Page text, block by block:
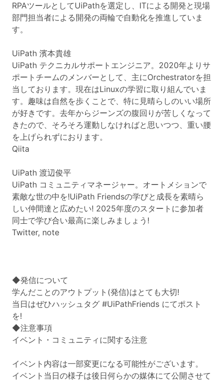
RPAツールとしてUiPathを選定し、ITによる開発と現場
部門担当者による開発の両輪で自動化を推進していま
す。
UiPath 濱本貴雄
UiPath テクニカルサポートエンジニア。2020年よりサ
ポートチームのメンバーとして、主にOrchestratorを担
当しております。現在はLinuxの学習に取り組んでいま
す。趣味は自然を歩くことで、特に見晴らしのいい場所
が好きです。去年からジーンズの腹回りが苦しくなって
きたので、そろそろ運動しなければと思いつつ、重い腰
を上げられずにおります。
Qiita
UiPath 渡辺俊平
UiPath コミュニティマネージャー。オートメションで
素敵な世の中を!UiPath Friendsの学びと成長を素晴ら
しい仲間達と広めたい! 2025年度のスタートに参加者
同士で学び合い最高に楽しみましょう!
Twitter, note
◆発信について
学んだことのアウトプット(発信)はとても大切!
当日はぜひハッシュタグ #UiPathFriends にてポスト
を!
◆注意事項
イベント・コミュニティに関する注意
イベント内容は一部変更になる可能性がございます。
イベント当日の様子は後日何らかの媒体にて公開させて